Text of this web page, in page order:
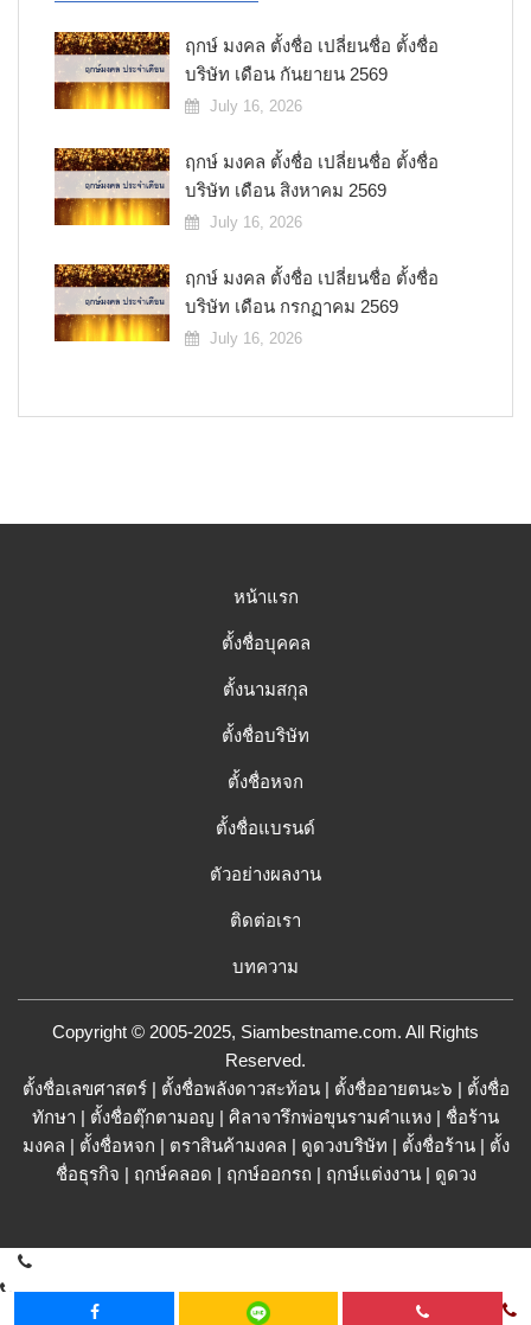
ฤกษ์ มงคล ตั้งชื่อ เปลี่ยนชื่อ ตั้งชื่อ
บริษัท เดือน กันยายน 2569
July 16, 2026
ฤกษ์ มงคล ตั้งชื่อ เปลี่ยนชื่อ ตั้งชื่อ
บริษัท เดือน สิงหาคม 2569
July 16, 2026
ฤกษ์ มงคล ตั้งชื่อ เปลี่ยนชื่อ ตั้งชื่อ
บริษัท เดือน กรกฏาคม 2569
July 16, 2026
หน้าแรก
ตั้งชื่อบุคคล
ตั้งนามสกุล
ตั้งชื่อบริษัท
ตั้งชื่อหจก
ตั้งชื่อแบรนด์
ตัวอย่างผลงาน
ติดต่อเรา
บทความ
Copyright © 2005-2025, Siambestname.com. All Rights
Reserved.
ตั้งชื่อเลขศาสตร์| ตั้งชื่อพลังดาวสะท้อน| ตั้งชื่ออายตนะ๖ | ตั้งชื่อ
ทักษา | ตั้งชื่อตุ๊กตามอญ | ศิลาจารึกพ่อขุนรามคำแหง | ชื่อร้าน
มงคล | ตั้งชื่อหจก | ตราสินค้ามงคล | ดูดวงบริษัท | ตั้งชื่อร้าน| ตั้ง
ชื่อธุรกิจ | ฤกษ์คลอด | ฤกษ์ออกรถ | ฤกษ์แต่งงาน| ดูดวง